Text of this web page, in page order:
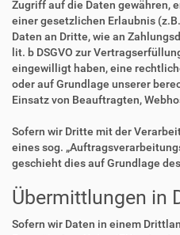
Zugriff auf die Daten gewähren,
einer gesetzlichen Erlaubnis
Daten an Dritte, wie an
lit. b DSGVO zur
eingewilligt haben, eine
oder auf Grundlage unserer
Einsatz von Beauftragten,
Sofern wir Dritte mit der
eines sog.
geschieht dies auf Grundlage des
Übermittlungen in
Sofern wir Daten in einem